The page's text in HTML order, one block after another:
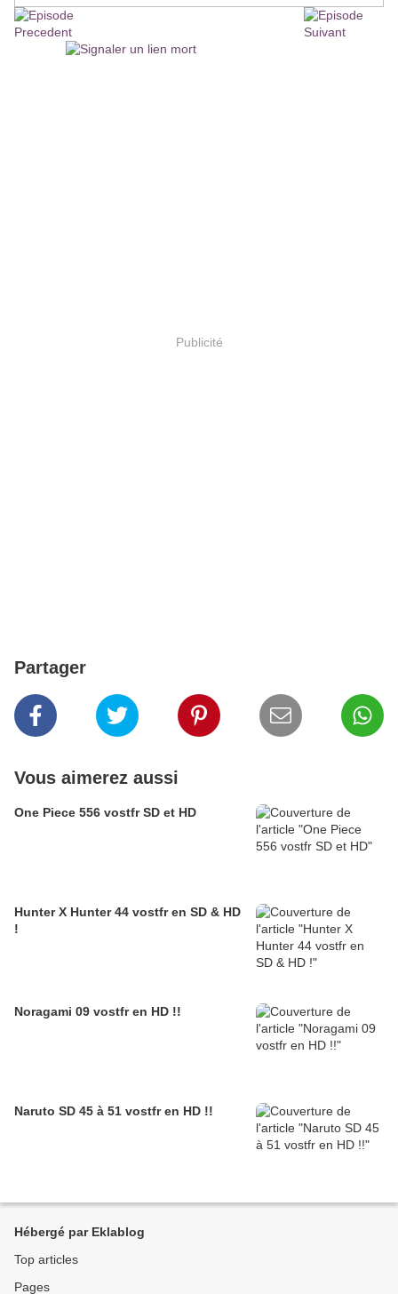
Publicité
Partager
Vous aimerez aussi
One Piece 556 vostfr SD et HD
Hunter X Hunter 44 vostfr en SD & HD
!
Noragami 09 vostfr en HD !!
Naruto SD 45 à 51 vostfr en HD !!
Hébergé par Eklablog
Top articles
Pages